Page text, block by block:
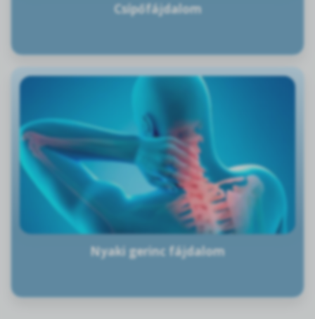
Csípőfájdalom
Nyaki gerinc fájdalom